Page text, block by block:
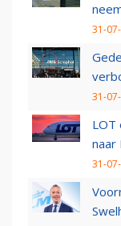
31-
31-
LOT
naar
31-